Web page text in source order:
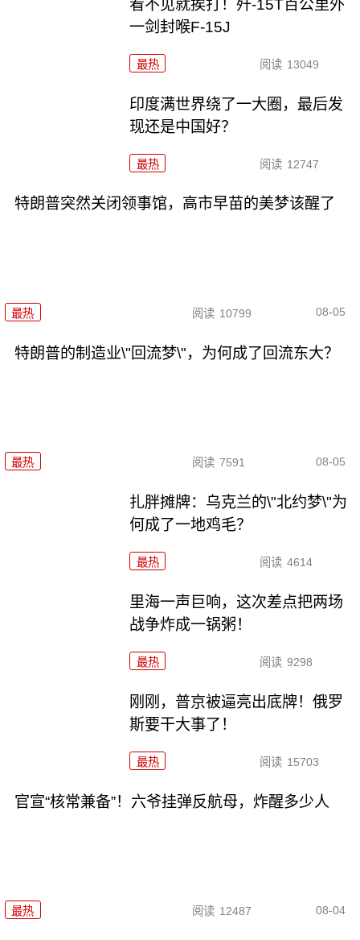
看不见就挨打！歼-15T百公里外
一剑封喉F-15J
最热 阅读 13049
印度满世界绕了一大圈，最后发
现还是中国好？
最热 阅读 12747
特朗普突然关闭领事馆，高市早苗的美梦该醒了
最热 阅读 10799 08-05
特朗普的制造业\"回流梦\"，为何成了回流东大？
最热 阅读 7591 08-05
扎胖摊牌：乌克兰的\"北约梦\"为
何成了一地鸡毛？
最热 阅读 4614
里海一声巨响，这次差点把两场
战争炸成一锅粥！
最热 阅读 9298
刚刚，普京被逼亮出底牌！俄罗
斯要干大事了！
最热 阅读 15703
官宣“核常兼备”！六爷挂弹反航母，炸醒多少人
最热 阅读 12487 08-04